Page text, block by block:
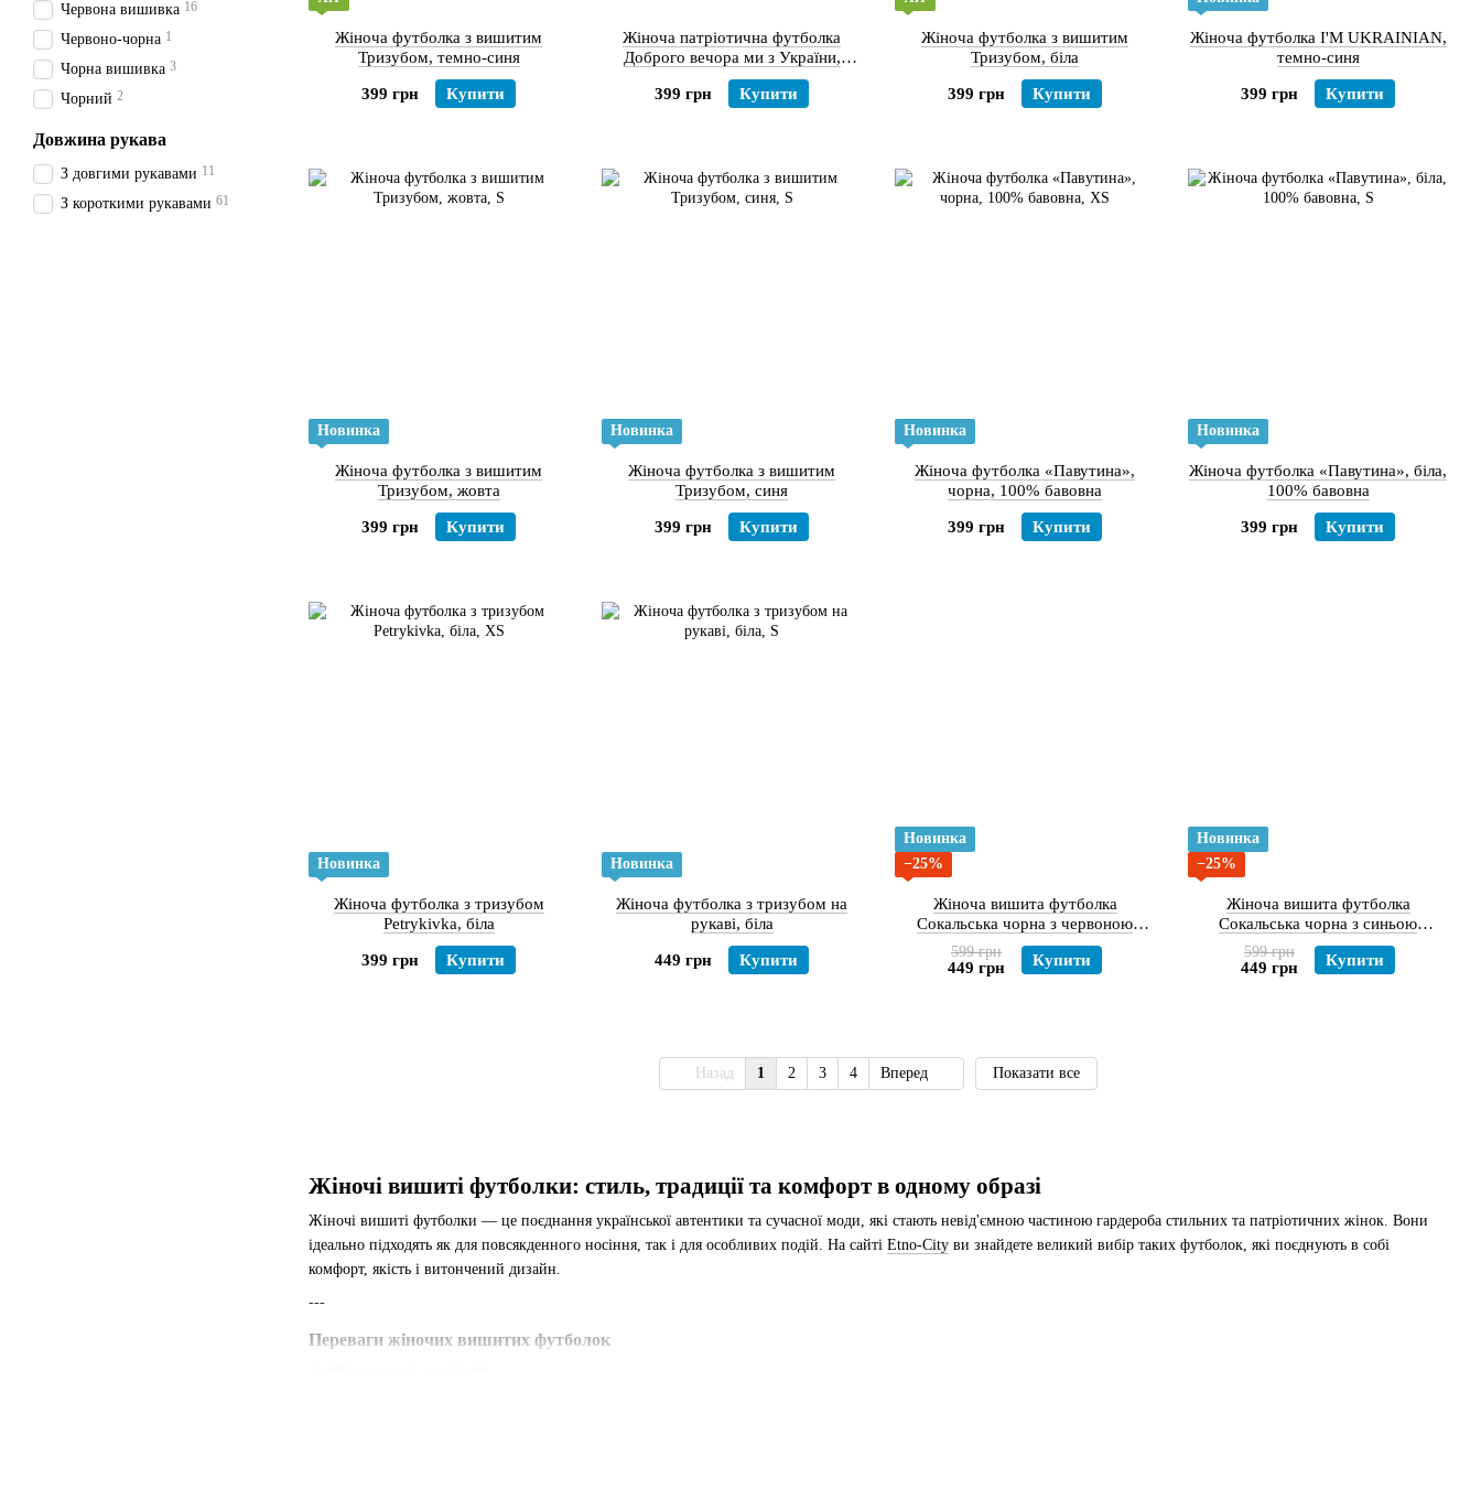
Жіночі вишиті футболки: стиль, традиції та комфорт в одному образі
Жіночі вишиті футболки — це поєднання української автентики та сучасної моди, які стають невід'ємною частиною гардероба стильних та патріотичних жінок. Вони
ідеально підходять як для повсякденного носіння, так і для особливих подій. На сайті Etno-City ви знайдете великий вибір таких футболок, які поєднують в собі
комфорт, якість і витончений дизайн.
---
Переваги жіночих вишитих футболок
Жіноча футболка з вишитим
Тризубом, темно-синя
399 грн Купити
Жіноча патріотична футболка
Доброго вечора ми з України,
чорна
399 грн
Купити
Жіноча футболка з вишитим
Тризубом, біла
399 грн Купити
Жіноча футболка I'M UKRAINIAN,
темно-синя
399 грн Купити
Новинка
Жіноча футболка з вишитим
Тризубом, жовта
399 грн Купити
Новинка
Жіноча футболка з вишитим
Тризубом, синя
399 грн Купити
Новинка
Жіноча футболка «Павутина»,
чорна, 100% бавовна
399 грн Купити
Новинка
Жіноча футболка «Павутина», біла,
100% бавовна
399 грн Купити
Новинка
Жіноча футболка з тризубом
Petrykivka, біла
399 грн Купити
Новинка
Жіноча футболка з тризубом на
рукаві, біла
449 грн Купити
Новинка
−25%
Жіноча вишита футболка
Сокальська чорна з червоною
вишивкою
599 грн
449 грн Купити
Новинка
−25%
Жіноча вишита футболка
Сокальська чорна з синьою
вишивкою
599 грн
449 грн Купити
Назад 1 2 3 4 Вперед Показати все
Червона вишивка 16
Червоно-чорна 1
Чорна вишивка 3
Чорний 2
Довжина рукава
З довгими рукавами 11
З короткими рукавами 61